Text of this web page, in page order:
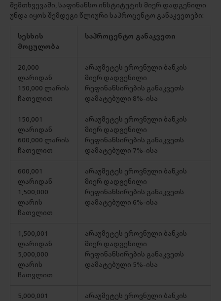
შემთხვევაში, საფინანსო ინსტიტუტის მიერ დადგენილი
უნდა იყოს შემდეგი წლიური საპროცენტო განაკვეთები:
სესხის
მოცულობა
საპროცენტო განაკვეთი
20,000
ლარიდან
150,000 ლარის
ჩათვლით
არაუმეტეს ეროვნული ბანკის
მიერ დადგენილი
რეფინანსირების განაკვეთს
დამატებული 8%-ისა
150,001
ლარიდან
600,000 ლარის
ჩათვლით
არაუმეტეს ეროვნული ბანკის
მიერ დადგენილი
რეფინანსირების განაკვეთს
დამატებული 7%-ისა
600,001
ლარიდან
1,500,000
ლარის
ჩათვლით
არაუმეტეს ეროვნული ბანკის
მიერ დადგენილი
რეფინანსირების განაკვეთს
დამატებული 6%-ისა
1,500,001
ლარიდან
5,000,000
ლარის
ჩათვლით
არაუმეტეს ეროვნული ბანკის
მიერ დადგენილი
რეფინანსირების განაკვეთს
დამატებული 5%-ისა
5,000,001
არაუმეტეს ეროვნული ბანკის